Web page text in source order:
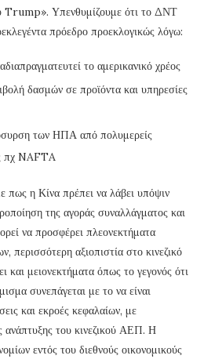
Trump». Υπενθυμίζουμε ότι το ΔΝΤ
πρόεδρο προεκλογικώς λόγω:
το αμερικανικό χρέος
δασμών σε προϊόντα και υπηρεσίες
των ΗΠΑ από πολυμερείς
πχ NAFTA
πως η Κίνα πρέπει να λάβει υπόψιν
της αγοράς συναλλάγματος και
να προσφέρει πλεονεκτήματα
περισσότερη αξιοπιστία στο κινεζικό
και μειονεκτήματα όπως το γεγονός ότι
συνεπάγεται με το να είναι
και εκροές κεφαλαίων, με
ανάπτυξης του κινεζικού ΑΕΠ. Η
εντός του διεθνούς οικονομικούς